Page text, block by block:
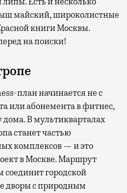
майский, широколистные
книги Москвы.
на поиски!
план начинается не с
или абонемента в фитнес,
дома. В мультикварталах
станет частью
комплексов — и это
в Москве. Маршрут
городской
дворы с природным